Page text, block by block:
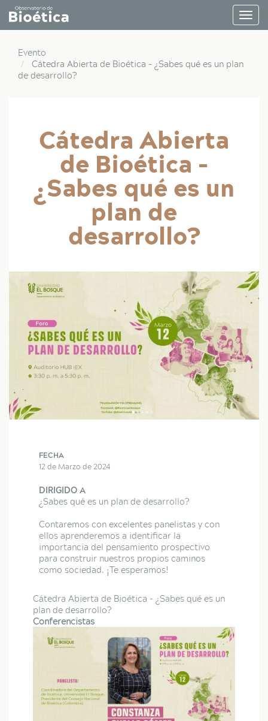
Pasar
contenido
Evento
Cátedra Abierta de Bioética - ¿Sabes qué es un plan
de desarrollo?
Cátedra Abierta
de Bioética -
¿Sabes qué es un
plan de
desarrollo?
FECHA
12 de Marzo de 2024
DIRIGIDO A
¿Sabes qué es un plan de desarrollo?
Contaremos con excelentes panelistas y con
ellos aprenderemos a identificar la
importancia del pensamiento prospectivo
para construir nuestros propios caminos
como sociedad. ¡Te esperamos!
Cátedra Abierta de Bioética - ¿Sabes qué es un
plan de desarrollo?
Conferencistas